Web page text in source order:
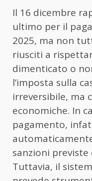
Il 16 dicembre
ultimo per il
2025, ma non
riusciti a
dimenticato o
l’imposta sulla
irreversibile, ma
economiche. In
pagamento,
sanzioni
Tuttavia, il